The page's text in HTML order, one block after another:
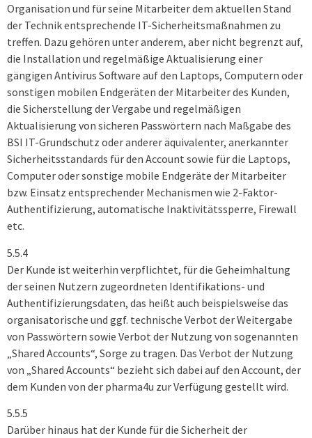
Organisation und für seine Mitarbeiter dem aktuellen Stand
der Technik entsprechende IT-Sicherheitsmaßnahmen zu
treffen. Dazu gehören unter anderem, aber nicht begrenzt auf,
die Installation und regelmäßige Aktualisierung einer
gängigen Antivirus Software auf den Laptops, Computern oder
sonstigen mobilen Endgeräten der Mitarbeiter des Kunden,
die Sicherstellung der Vergabe und regelmäßigen
Aktualisierung von sicheren Passwörtern nach Maßgabe des
BSI IT-Grundschutz oder anderer äquivalenter, anerkannter
Sicherheitsstandards für den Account sowie für die Laptops,
Computer oder sonstige mobile Endgeräte der Mitarbeiter
bzw. Einsatz entsprechender Mechanismen wie 2-Faktor-
Authentifizierung, automatische Inaktivitätssperre, Firewall
etc.
5.5.4
Der Kunde ist weiterhin verpflichtet, für die Geheimhaltung
der seinen Nutzern zugeordneten Identifikations- und
Authentifizierungsdaten, das heißt auch beispielsweise das
organisatorische und ggf. technische Verbot der Weitergabe
von Passwörtern sowie Verbot der Nutzung von sogenannten
„Shared Accounts“, Sorge zu tragen. Das Verbot der Nutzung
von „Shared Accounts“ bezieht sich dabei auf den Account, der
dem Kunden von der pharma4u zur Verfügung gestellt wird.
5.5.5
Darüber hinaus hat der Kunde für die Sicherheit der